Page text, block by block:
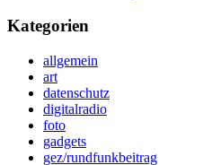
Kategorien
allgemein
art
datenschutz
digitalradio
foto
gadgets
gez/rundfunkbeitrag